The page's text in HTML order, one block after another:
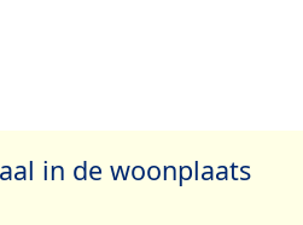
in de woonplaats